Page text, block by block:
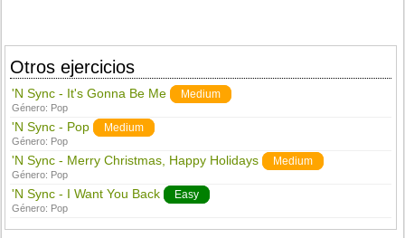
Otros ejercicios
'N Sync - It's Gonna Be Me Medium
Género: Pop
'N Sync - Pop Medium
Género: Pop
'N Sync - Merry Christmas, Happy Holidays Medium
Género: Pop
'N Sync - I Want You Back Easy
Género: Pop